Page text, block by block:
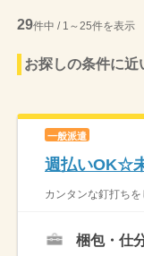
29件中 / 1～25件を表示
お探しの条件に近
一般派遣
週払いOK☆
カンタンな釘打ち
梱包・仕